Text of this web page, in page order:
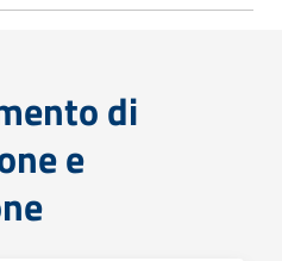
di
e